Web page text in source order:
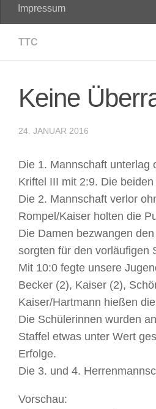
Impressum
TTC
Keine
24. JANUAR 2016
Die 1. Mannschaft unterlag
Kriftel III mit 2:9. Die
Die 2. Mannschaft verlor
Rompel/Kaiser holten die
Die Damen bezwangen
sorgten für den vorläufigen
Mit 10:0 fegte unsere
Becker (2), Kaiser (2),
Kaiser/Hartmann hießen
Die Schülerinnen wurden
Staffel etwas unter Wert
Erfolge.
Die 3. und 4.
Vorschau: